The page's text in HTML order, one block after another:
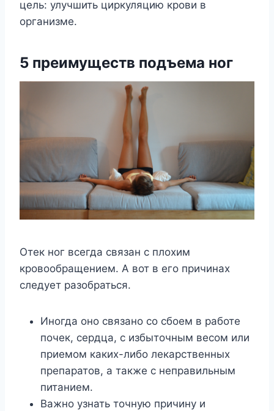
цель: улучшить циркуляцию крови в
организме.
5 преимуществ подъема ног
Отек ног всегда связан с плохим
кровообращением. А вот в его причинах
следует разобраться.
Иногда оно связано со сбоем в работе
почек, сердца, с избыточным весом или
приемом каких-либо лекарственных
препаратов, а также с неправильным
питанием.
Важно узнать точную причину и